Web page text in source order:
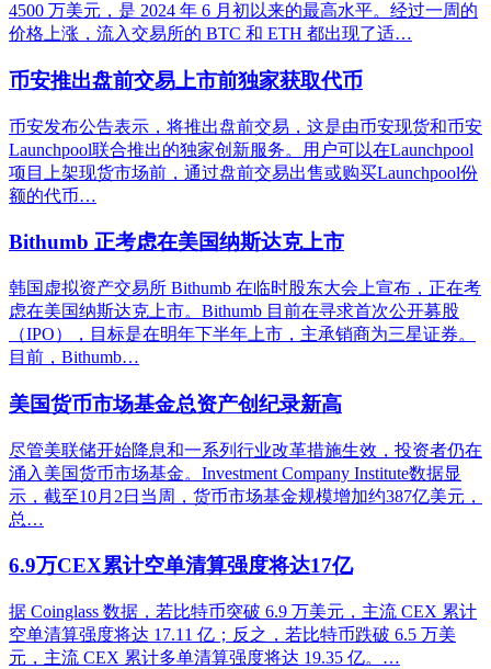
4500 万美元，是 2024 年 6 月初以来的最高水平。经过一周的
价格上涨，流入交易所的 BTC 和 ETH 都出现了适…
币安推出盘前交易上市前独家获取代币
币安发布公告表示，将推出盘前交易，这是由币安现货和币安
Launchpool联合推出的独家创新服务。用户可以在Launchpool
项目上架现货市场前，通过盘前交易出售或购买Launchpool份
额的代币…
Bithumb 正考虑在美国纳斯达克上市
韩国虚拟资产交易所 Bithumb 在临时股东大会上宣布，正在考
虑在美国纳斯达克上市。Bithumb 目前在寻求首次公开募股
（IPO），目标是在明年下半年上市，主承销商为三星证券。
目前，Bithumb…
美国货币市场基金总资产创纪录新高
尽管美联储开始降息和一系列行业改革措施生效，投资者仍在
涌入美国货币市场基金。Investment Company Institute数据显
示，截至10月2日当周，货币市场基金规模增加约387亿美元，
总…
6.9万CEX累计空单清算强度将达17亿
据 Coinglass 数据，若比特币突破 6.9 万美元，主流 CEX 累计
空单清算强度将达 17.11 亿；反之，若比特币跌破 6.5 万美
元，主流 CEX 累计多单清算强度将达 19.35 亿。…